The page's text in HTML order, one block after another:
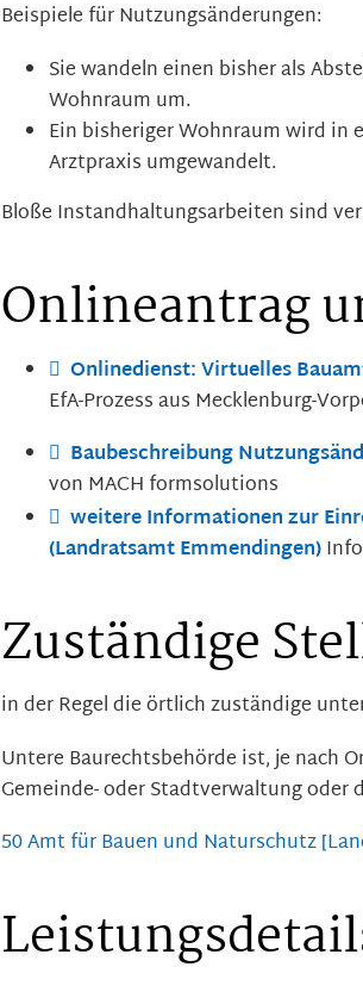
Beispiele für Nutzungsänderungen:
Sie wandeln einen bisher als
Wohnraum um.
Ein bisheriger Wohnraum wird in
Arztpraxis umgewandelt.
Bloße Instandhaltungsarbeiten sind
Onlineantrag
Onlinedienst: Virtuelles
EfA-Prozess aus Mecklenburg-
Baubeschreibung
von MACH formsolutions
weitere Informationen zur
(Landratsamt Emmendingen)
Zuständige
in der Regel die örtlich zuständige
Untere Baurechtsbehörde ist, je nach
Gemeinde- oder Stadtverwaltung oder
50 Amt für Bauen und Naturschutz